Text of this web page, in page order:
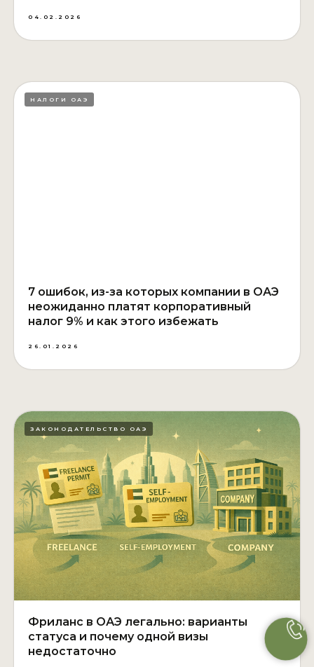
04.02.2026
НАЛОГИ ОАЭ
7 ошибок, из-за которых компании в ОАЭ
неожиданно платят корпоративный
налог 9% и как этого избежать
26.01.2026
ЗАКОНОДАТЕЛЬСТВО ОАЭ
Фриланс в ОАЭ легально: варианты
статуса и почему одной визы
недостаточно